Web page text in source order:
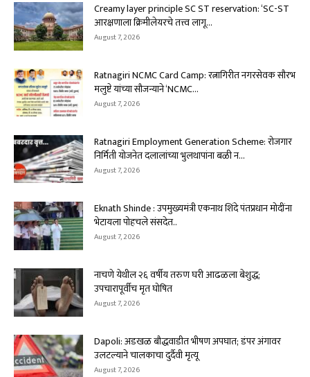
Creamy layer principle SC ST reservation: ‘SC-ST
आरक्षणाला क्रिमीलेयरचे तत्त्व लागू...
August 7, 2026
Ratnagiri NCMC Card Camp: रत्नागिरीत नगरसेवक सौरभ
मलुष्टे यांच्या सौजन्याने ‘NCMC...
August 7, 2026
Ratnagiri Employment Generation Scheme: रोजगार
निर्मिती योजनेत दलालांच्या भुलथापांना बळी न...
August 7, 2026
Eknath Shinde : उपमुख्यमंत्री एकनाथ शिंदे पंतप्रधान मोदींना
भेटायला पोहचले संसदेत..
August 7, 2026
नाचणे येथील २६ वर्षीय तरुण घरी आढळला बेशुद्ध;
उपचारापूर्वीच मृत घोषित
August 7, 2026
Dapoli: अडखळ बौद्धवाडीत भीषण अपघात; डंपर अंगावर
उलटल्याने चालकाचा दुर्दैवी मृत्यू
August 7, 2026